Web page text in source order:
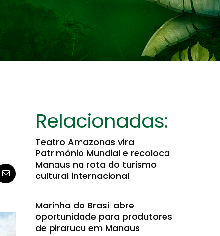
Relacionadas:
Teatro Amazonas vira
Patrimônio Mundial e recoloca
Manaus na rota do turismo
cultural internacional
Marinha do Brasil abre
oportunidade para produtores
de pirarucu em Manaus